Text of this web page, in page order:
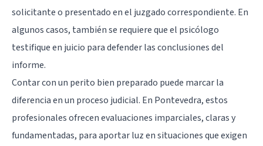
solicitante o presentado en el juzgado correspondiente. En
algunos casos, también se requiere que el psicólogo
testifique en juicio para defender las conclusiones del
informe.
Contar con un perito bien preparado puede marcar la
diferencia en un proceso judicial. En Pontevedra, estos
profesionales ofrecen evaluaciones imparciales, claras y
fundamentadas, para aportar luz en situaciones que exigen